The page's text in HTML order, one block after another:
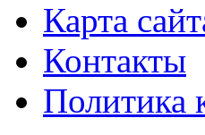
Карта
Контакты
Политика